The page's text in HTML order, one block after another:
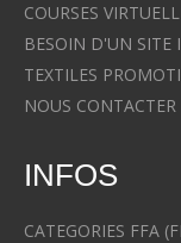
COURSES
BESOIN D'UN SITE
TEXTILES
NOUS CONTACTER
INFOS
CATEGORIES FFA